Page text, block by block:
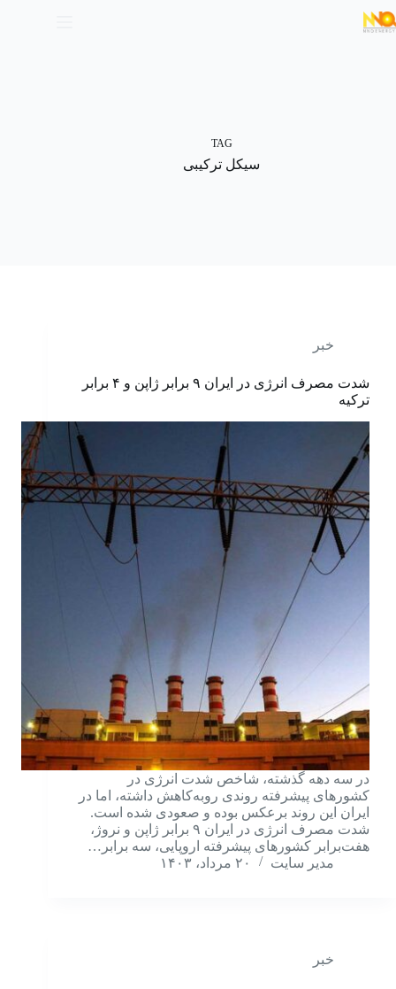
TAG
سیکل ترکیبی
خبر
شدت مصرف انرژی در ایران ۹ برابر ژاپن و ۴ برابر
ترکیه
در سه دهه گذشته، شاخص شدت انرژی در
کشورهای پیشرفته روندی روبه‌کاهش داشته، اما در
ایران این روند برعکس بوده و صعودی شده است.
شدت مصرف انرژی در ایران ۹ برابر ژاپن و نروژ،
هفت‌برابر کشورهای پیشرفته اروپایی، سه برابر…
مدیر سایت
۲۰ مرداد، ۱۴۰۳
خبر